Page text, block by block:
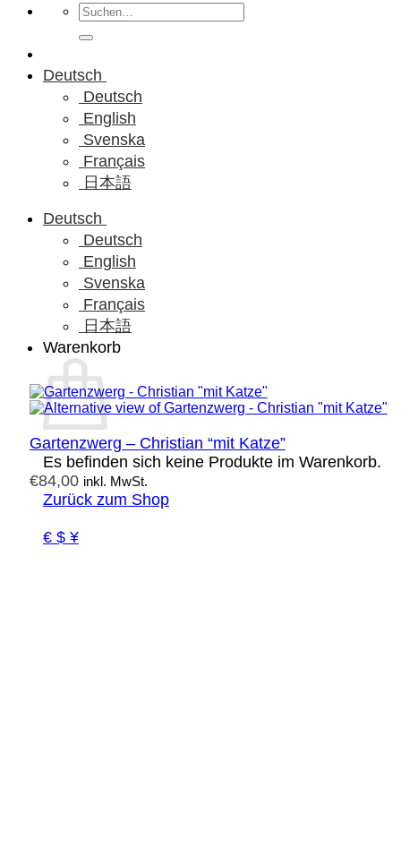
Suchen
nach:
Deutsch
Deutsch
English
Svenska
Français
日本語
Deutsch
Deutsch
English
Svenska
Français
日本語
Warenkorb
Es befinden sich keine Produkte im Warenkorb.
Zurück zum Shop
€ $ ¥
Gartenzwerg – Christian “mit Katze”
€84,00 inkl. MwSt.